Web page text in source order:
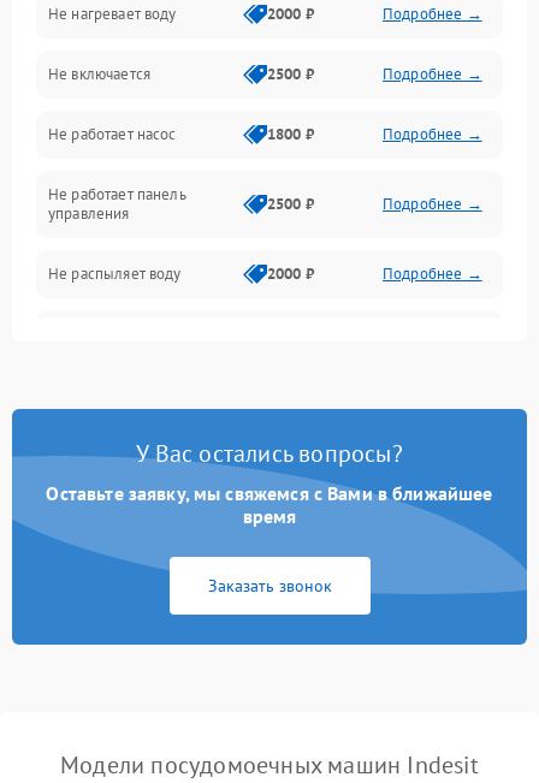
Датчики
Нагрев
Вода
Гигиена
Программное обеспечение
Не нагревает воду 2000 ₽ Подробнее →
Не включается 2500 ₽ Подробнее →
Не работает насос 1800 ₽ Подробнее →
Не работает панель
управления
2500 ₽ Подробнее →
Не распыляет воду 2000 ₽ Подробнее →
Проблемы с набором
Не работает сушилка 2100 ₽ Подробнее →
Сбои в работе таймера 1700 ₽
У Вас остались вопросы?
Оставьте заявку, мы свяжемся с Вами в ближайшее
время
Заказать звонок
Модели посудомоечных машин Indesit